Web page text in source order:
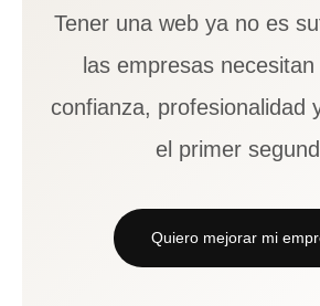
Tener una web ya no es
las empresas
confianza, profesionalidad
el primer
Quiero mejorar mi